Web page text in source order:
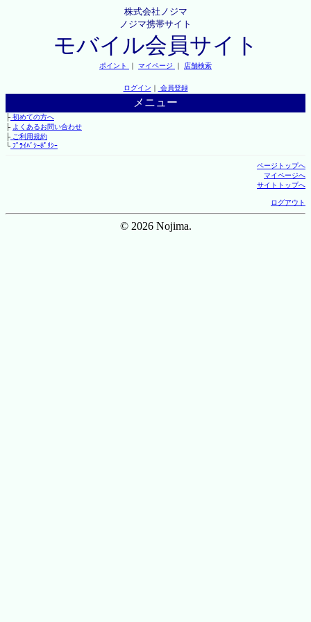
株式会社ノジマ
ノジマ携帯サイト
モバイル会員サイト
ポイント ｜ マイページ ｜ 店舗検索
ログイン ｜ 会員登録
メニュー
├初めての方へ
├ よくあるお問い合わせ
├ご利用規約
└ﾌﾟﾗｲﾊﾞｼｰﾎﾟﾘｼｰ
ページトップへ
マイページへ
サイトトップへ
ログアウト
© 2026 Nojima.